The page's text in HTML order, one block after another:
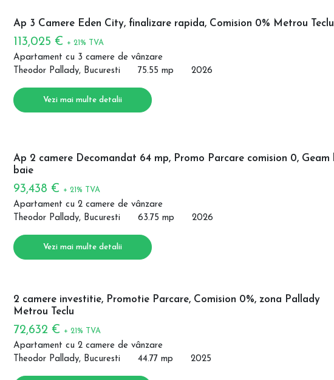
Ap 3 Camere Eden City, finalizare rapida, Comision 0% Metrou Teclu
113,025 € + 21% TVA
Apartament cu 3 camere de vânzare
Theodor Pallady, Bucuresti
75.55 mp 2026
Vezi mai multe detalii
Ap 2 camere Decomandat 64 mp, Promo Parcare comision 0, Geam
baie
93,438 € + 21% TVA
Apartament cu 2 camere de vânzare
Theodor Pallady, Bucuresti
63.75 mp 2026
Vezi mai multe detalii
2 camere investitie, Promotie Parcare, Comision 0%, zona Pallady
Metrou Teclu
72,632 € + 21% TVA
Apartament cu 2 camere de vânzare
Theodor Pallady, Bucuresti
44.77 mp 2025